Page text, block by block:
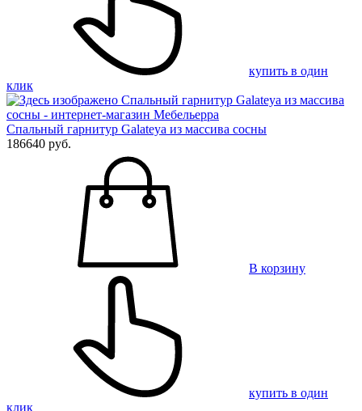
купить в один
клик
Спальный гарнитур Galateya из массива сосны
186640 руб.
В корзину
купить в один
клик